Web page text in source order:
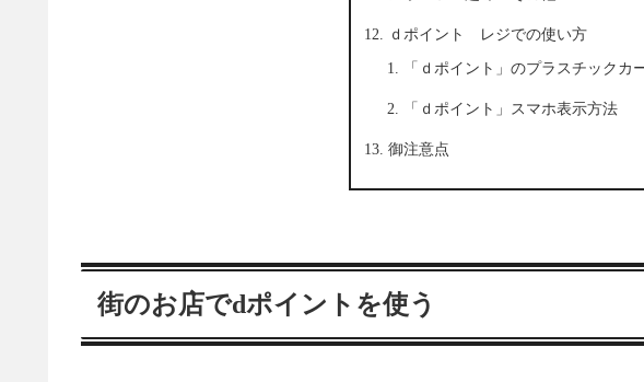
ｄポイント レジでの使い方
「ｄポイント」のプラスチックカ
「ｄポイント」スマホ表示方法
御注意点
街のお店でdポイントを使う